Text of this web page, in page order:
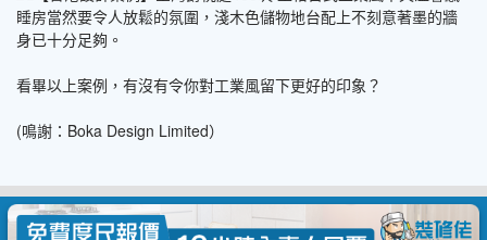
睡房當然要令人放鬆的氛圍，淺木色儲物地台配上不刻意著墨的牆
身已十分足夠。
看畢以上案例，有沒有令你對工業風留下更好的印象？
(鳴謝：Boka Design Limited）